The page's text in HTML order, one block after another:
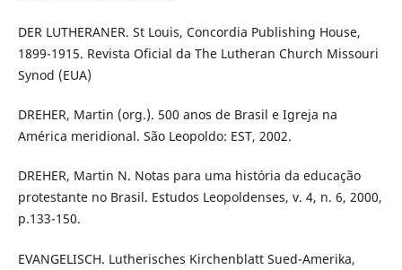
DER LUTHERANER. St Louis, Concordia Publishing House,
1899-1915. Revista Oficial da The Lutheran Church Missouri
Synod (EUA)
DREHER, Martin (org.). 500 anos de Brasil e Igreja na
América meridional. São Leopoldo: EST, 2002.
DREHER, Martin N. Notas para uma história da educação
protestante no Brasil. Estudos Leopoldenses, v. 4, n. 6, 2000,
p.133-150.
EVANGELISCH. Lutherisches Kirchenblatt Sued-Amerika,